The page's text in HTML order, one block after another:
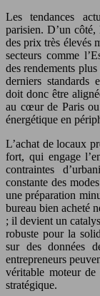
Les tendances
parisien. D’un
des prix très élevés
secteurs comme
des rendements
derniers standards
doit donc être
au cœur de Paris ou
énergétique en
L’achat de locaux
fort, qui engage
contraintes
constante des
une préparation
bureau bien acheté
; il devient un
robuste pour la
sur des données
entrepreneurs
véritable moteur
stratégique.